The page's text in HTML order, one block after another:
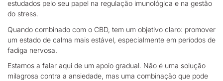
estudados pelo seu papel na regulação imunológica e na gestão
do stress.
Quando combinado com o CBD, tem um objetivo claro: promover
um estado de calma mais estável, especialmente em períodos de
fadiga nervosa.
Estamos a falar aqui de um apoio gradual. Não é uma solução
milagrosa contra a ansiedade, mas uma combinação que pode